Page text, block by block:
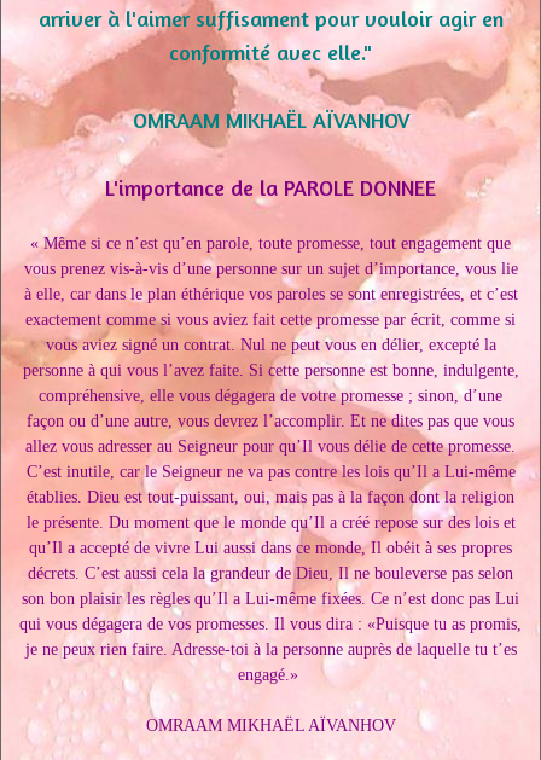
arriver à l'aimer suffisament pour vouloir agir en
conformité avec elle."
OMRAAM MIKHAËL AÏVANHOV
L'importance de la PAROLE DONNEE
« Même si ce n’est qu’en parole, toute promesse, tout engagement que
vous prenez vis-à-vis d’une personne sur un sujet d’importance, vous lie
à elle, car dans le plan éthérique vos paroles se sont enregistrées, et c’est
exactement comme si vous aviez fait cette promesse par écrit, comme si
vous aviez signé un contrat. Nul ne peut vous en délier, excepté la
personne à qui vous l’avez faite. Si cette personne est bonne, indulgente,
compréhensive, elle vous dégagera de votre promesse ; sinon, d’une
façon ou d’une autre, vous devrez l’accomplir. Et ne dites pas que vous
allez vous adresser au Seigneur pour qu’Il vous délie de cette promesse.
C’est inutile, car le Seigneur ne va pas contre les lois qu’Il a Lui-même
établies. Dieu est tout-puissant, oui, mais pas à la façon dont la religion
le présente. Du moment que le monde qu’Il a créé repose sur des lois et
qu’Il a accepté de vivre Lui aussi dans ce monde, Il obéit à ses propres
décrets. C’est aussi cela la grandeur de Dieu, Il ne bouleverse pas selon
son bon plaisir les règles qu’Il a Lui-même fixées. Ce n’est donc pas Lui
qui vous dégagera de vos promesses. Il vous dira : «Puisque tu as promis,
je ne peux rien faire. Adresse-toi à la personne auprès de laquelle tu t’es
engagé.»
OMRAAM MIKHAËL AÏVANHOV